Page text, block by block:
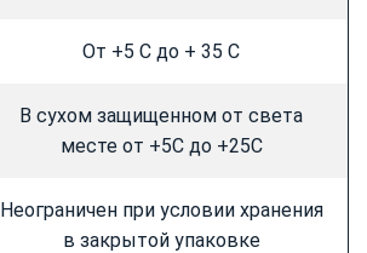
От +5 С до + 35 С
В сухом защищенном от света
месте от +5С до +25С
Неограничен при условии хранения
в закрытой упаковке